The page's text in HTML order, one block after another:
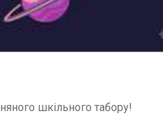
шкільного табору!